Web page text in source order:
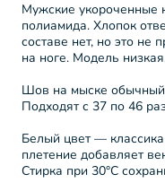
Мужские укороченные
полиамида. Хлопок
составе нет, но это не
на ноге. Модель
Шов на мыске обычный,
Подходят с 37 по 46
Белый цвет — классика
плетение добавляет
Стирка при 30°C